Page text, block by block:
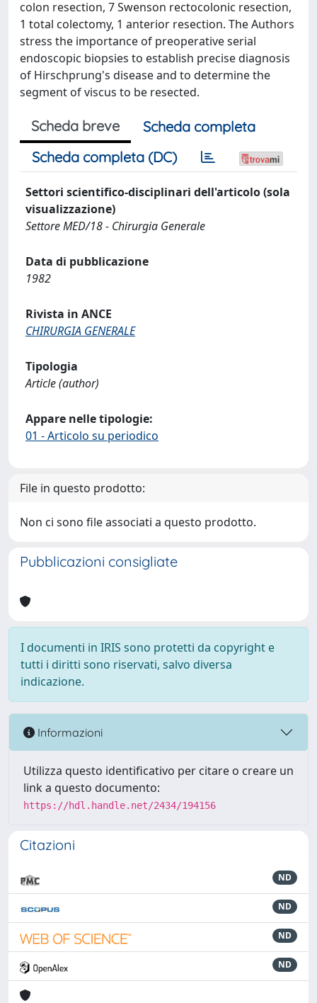
colon resection, 7 Swenson rectocolonic resection,
1 total colectomy, 1 anterior resection. The Authors
stress the importance of preoperative serial
endoscopic biopsies to establish precise diagnosis
of Hirschprung's disease and to determine the
segment of viscus to be resected.
Scheda breve
Scheda completa
Scheda completa (DC)
Settori scientifico-disciplinari dell'articolo (sola
visualizzazione)
Settore MED/18 - Chirurgia Generale
Data di pubblicazione
1982
Rivista in ANCE
CHIRURGIA GENERALE
Tipologia
Article (author)
Appare nelle tipologie:
01 - Articolo su periodico
File in questo prodotto:
Non ci sono file associati a questo prodotto.
Pubblicazioni consigliate
I documenti in IRIS sono protetti da copyright e
tutti i diritti sono riservati, salvo diversa
indicazione.
Informazioni
Utilizza questo identificativo per citare o creare un
link a questo documento:
https://hdl.handle.net/2434/194156
Citazioni
ND
ND
ND
ND